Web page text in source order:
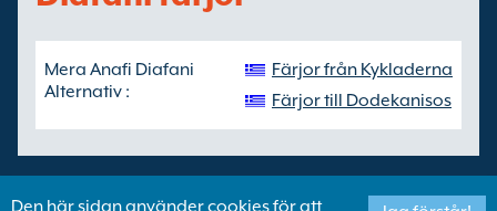
Mera Anafi Diafani
Alternativ :
Färjor från Kykladerna
Färjor till Dodekanisos
Den här sidan använder cookies för att